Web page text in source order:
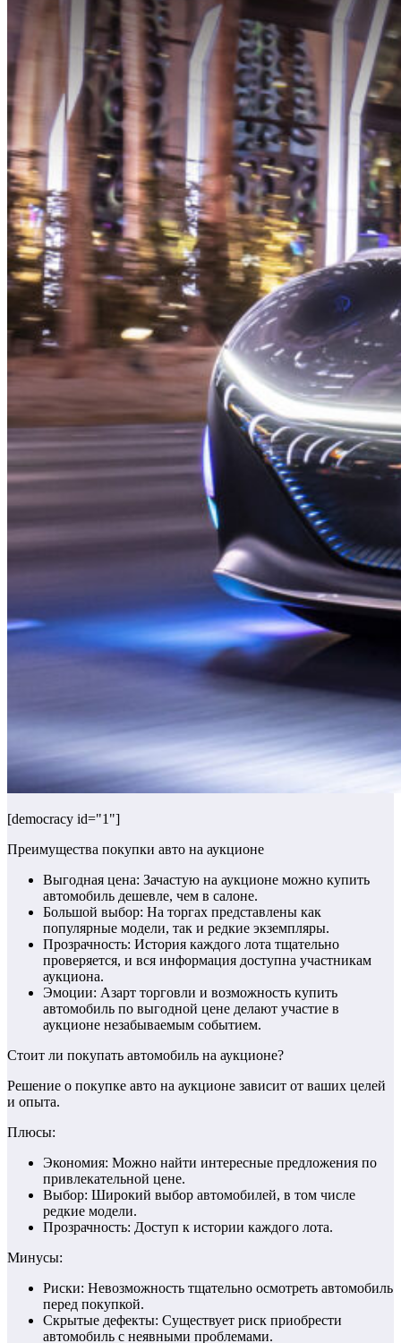
[democracy id="1"]
Преимущества покупки авто на аукционе
Выгодная цена: Зачастую на аукционе можно купить
автомобиль дешевле, чем в салоне.
Большой выбор: На торгах представлены как
популярные модели, так и редкие экземпляры.
Прозрачность: История каждого лота тщательно
проверяется, и вся информация доступна участникам
аукциона.
Эмоции: Азарт торговли и возможность купить
автомобиль по выгодной цене делают участие в
аукционе незабываемым событием.
Стоит ли покупать автомобиль на аукционе?
Решение о покупке авто на аукционе зависит от ваших целей
и опыта.
Плюсы:
Экономия: Можно найти интересные предложения по
привлекательной цене.
Выбор: Широкий выбор автомобилей, в том числе
редкие модели.
Прозрачность: Доступ к истории каждого лота.
Минусы:
Риски: Невозможность тщательно осмотреть автомобиль
перед покупкой.
Скрытые дефекты: Существует риск приобрести
автомобиль с неявными проблемами.